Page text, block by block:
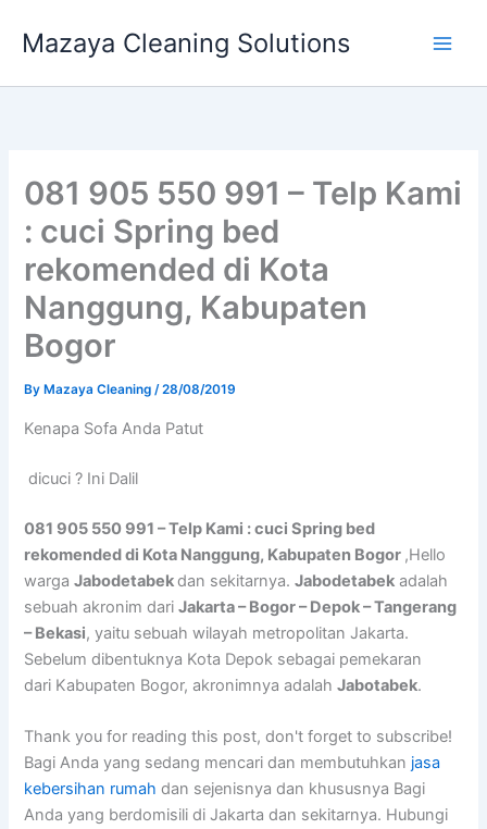
Mazaya Cleaning Solutions
081 905 550 991 – Telp Kami
: cuci Spring bed
rekomended di Kota
Nanggung, Kabupaten
Bogor
By Mazaya Cleaning/28/08/2019
Kenapa Sofa Andа Patut
dicuci ? Ini Dalil
081 905 550 991 – Telp Kami : cuci Spring bed
rekomended di Kota Nanggung, Kabupaten Bogor ,Hello
wargaJabodetabekdan sekitarnya.Jabodetabek adalah
sebuah akronim dariJakarta – Bogor – Depok – Tangerang
– Bekasi, yaitu sebuah wilayah metropolitan Jakarta.
Sebelum dibentuknya Kota Depok sebagai pemekaran
dari Kabupaten Bogor, akronimnya adalahJabotabek.
Thank you for reading this post, don't forget to subscribe!
Bagi Anda yang sedang mencari dan membutuhkan jasa
kebersihan rumah dan sejenisnya dan khususnya Bagi
Anda yang berdomisili di Jakarta dan sekitarnya. Hubungi